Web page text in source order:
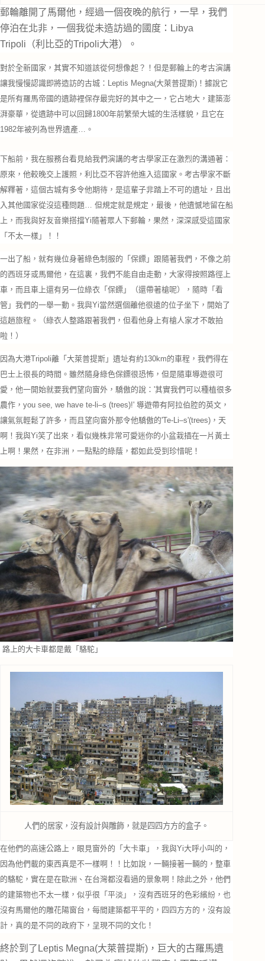
郵輪離開了馬爾他，經過一個夜晚的航行，一早，我們
停泊在北非，一個我從未造訪過的國度：Libya
Tripoli（利比亞的Tripoli大港）。
對於全新國家，其實不知道該從何想像起？！但是郵輪上的考古演講
讓我慢慢認識即將造訪的古城：Leptis Megna(大萊普提斯)！據說它
是所有羅馬帝國的遺跡裡保存最完好的其中之一，它占地大，建築澎
湃豪華，從遺跡中可以回歸1800年前繁榮大城的生活樣貌，且它在
1982年被列為世界遺產…。
下船前，我在服務台看見給我們演講的考古學家正在激烈的溝通著：
原來，他較晚交上護照，利比亞不容許他進入這國家。考古學家不斷
解釋著，這個古城有多令他期待，是這輩子非踏上不可的遺址，且出
入其他國家從沒這種問題… 但規定就是規定，最後，他遺憾地留在船
上，而我與好友音樂搭擋Yi隨著眾人下郵輪，果然，深深感受這國家
「不太一樣」！！
一出了船，就有幾位身著綠色制服的「保鏢」跟隨著我們，不像之前
的西班牙或馬爾他，在這裏，我們不能自由走動，大家得按照路徑上
車，而且車上還有另一位綠衣「保鏢」（還帶著槍呢），隨時「看
管」我們的一舉一動。我與Yi當然選個離他很遠的位子坐下，開始了
這趟旅程。（綠衣人整路跟著我們，但看他身上有槍人家才不敢拍
啦！）
因為大港Tripoli離「大萊普提斯」遺址有約130km的車程，我們得在
巴士上很長的時間。雖然隨身綠色保鏢很恐怖，但是隨車導遊很可
愛，他一開始就要我們望向窗外，驕傲的說：'其實我們可以種植很多
農作，you see, we have te-li–s (trees)!' 導遊帶有阿拉伯腔的英文，
讓氣氛輕鬆了許多，而且望向窗外那令他驕傲的'Te-Li–s'(trees)，天
啊！我與Yi笑了出來，看似幾株非常可愛迷你的小盆栽插在一片黃土
上啊！果然，在非洲，一點點的綠蔭，都如此受到珍惜呢！
路上的大卡車都是戴「駱駝」
人們的居家，沒有設計與雕飾，就是四四方方的盒子。
在他們的高速公路上，眼見窗外的「大卡車」，我與Yi大呼小叫的，
因為他們載的東西真是不一樣啊！！比如說，一輛接著一輛的，整車
的駱駝，實在是在歐洲、在台灣都沒看過的景象啊！除此之外，他們
的建築物也不太一樣，似乎很「平淡」，沒有西班牙的色彩繽紛，也
沒有馬爾他的雕花陽窗台，每間建築都平平的，四四方方的，沒有設
計，真的是不同的政府下，呈現不同的文化！
終於到了Leptis Megna(大萊普提斯)，巨大的古羅馬遺